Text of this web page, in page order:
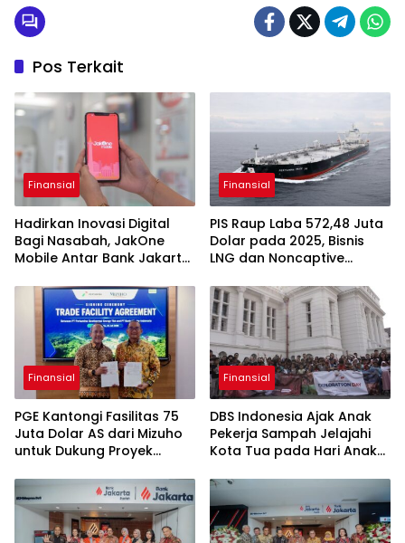
Pos Terkait
Finansial
Hadirkan Inovasi Digital
Bagi Nasabah, JakOne
Mobile Antar Bank Jakarta
Excellence Awards 2026
Finansial
PIS Raup Laba 572,48 Juta
Dolar pada 2025, Bisnis
LNG dan Noncaptive
Finansial
PGE Kantongi Fasilitas 75
Juta Dolar AS dari Mizuho
untuk Dukung Proyek
Finansial
DBS Indonesia Ajak Anak
Pekerja Sampah Jelajahi
Kota Tua pada Hari Anak